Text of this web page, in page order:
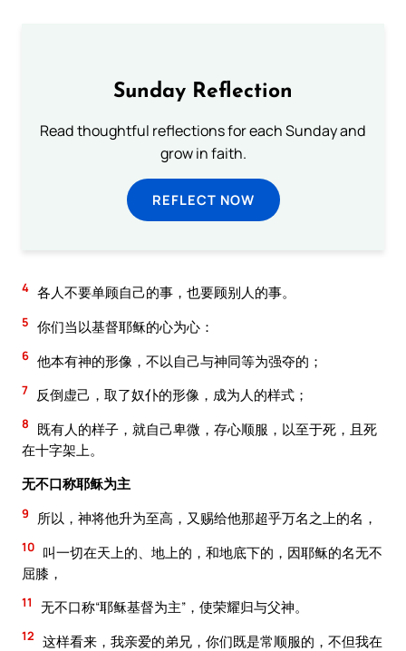
Sunday Reflection
Read thoughtful reflections for each Sunday and
grow in faith.
REFLECT NOW
4 各人不要单顾自己的事，也要顾别人的事。
5 你们当以基督耶稣的心为心：
6 他本有神的形像，不以自己与神同等为强夺的；
7 反倒虚己，取了奴仆的形像，成为人的样式；
8
既有人的样子，就自己卑微，存心顺服，以至于死，且死
在十字架上。
无不口称耶稣为主
9 所以，神将他升为至高，又赐给他那超乎万名之上的名，
10 叫一切在天上的、地上的，和地底下的，因耶稣的名无不
屈膝，
11 无不口称“耶稣基督为主”，使荣耀归与父神。
12 这样看来，我亲爱的弟兄，你们既是常顺服的，不但我在